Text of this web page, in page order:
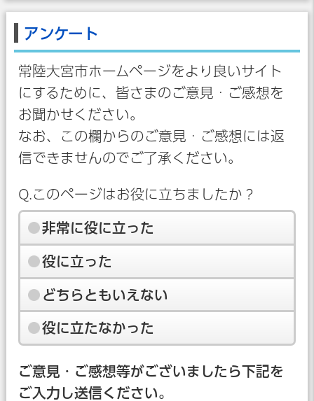
アンケート
常陸大宮市ホームページをより良いサイト
にするために、皆さまのご意見・ご感想を
お聞かせください。
なお、この欄からのご意見・ご感想には返
信できませんのでご了承ください。
Q.このページはお役に立ちましたか？
非常に役に立った
役に立った
どちらともいえない
役に立たなかった
ご意見・ご感想等がございましたら下記を
ご入力し送信ください。